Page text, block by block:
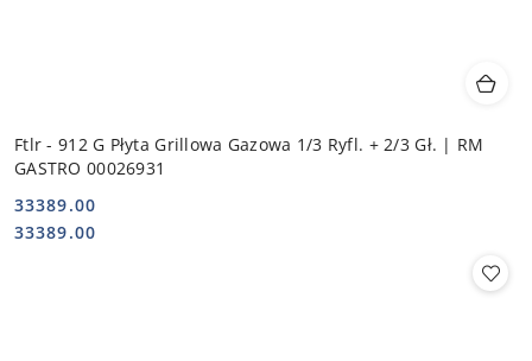
Ftlr - 912 G Płyta Grillowa Gazowa 1/3 Ryfl. + 2/3 Gł. | RM
GASTRO 00026931
Cena:
33389.00
Cena:
33389.00